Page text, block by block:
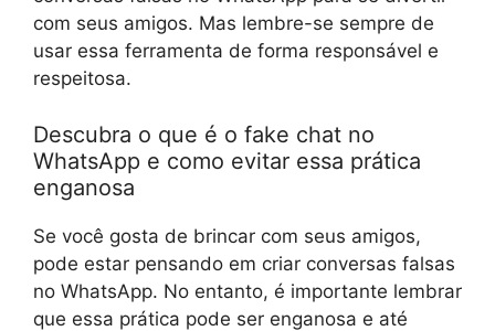
com seus amigos. Mas lembre-se sempre de
usar essa ferramenta de forma responsável e
respeitosa.
Descubra o que é o fake chat no
WhatsApp e como evitar essa prática
enganosa
Se você gosta de brincar com seus amigos,
pode estar pensando em criar conversas falsas
no WhatsApp. No entanto, é importante lembrar
que essa prática pode ser enganosa e até